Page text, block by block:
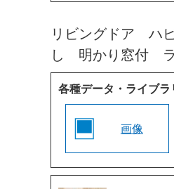
リビングドア ハ
し 明かり窓付 ラ
各種データ・ライブラ
画像